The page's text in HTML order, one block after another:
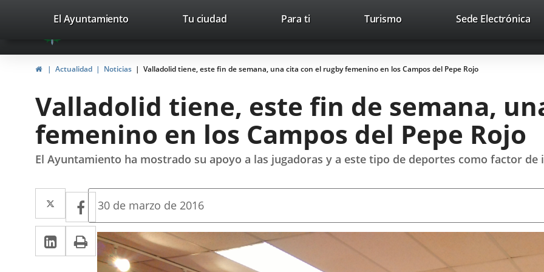
Portal
Web
del
Valladolid
avaTop Trabaja con nosotros Contacto
valladolid.es
El Ayuntamiento Tu ciudad Para ti TurismoThis
open
in
up
window.
Sede ElectrónicaLink
HomeActualidad Noticias Valladolid tiene, este fin de semana, una cita con el rugby femenino en los Campos del Pepe Rojo
Valladolid tiene, este fin de semana,
femenino en los Campos del Pepe Rojo
El Ayuntamiento ha mostrado su apoyo a las jugadoras y a este tipo de deportes como factor de
Twitter
Enlace
a
una
aplicación
Facebook
Enlace
a
una
aplicación
Linkedin
Enlace
a
Print
Fecha
la
noticia
30 de marzo de 2016